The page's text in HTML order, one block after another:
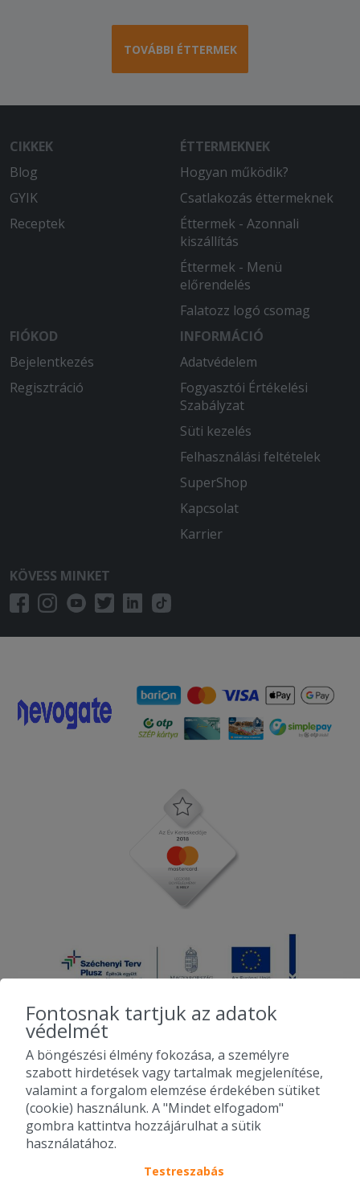
TOVÁBBI ÉTTERMEK
CIKKEK
Blog
GYIK
Receptek
ÉTTERMEKNEK
Hogyan működik?
Csatlakozás éttermeknek
Éttermek - Azonnali
kiszállítás
Éttermek - Menü
előrendelés
Falatozz logó csomag
FIÓKOD
Bejelentkezés
Regisztráció
INFORMÁCIÓ
Adatvédelem
Fogyasztói Értékelési
Szabályzat
Süti kezelés
Felhasználási feltételek
SuperShop
Kapcsolat
Karrier
KÖVESS MINKET
2010-2026 Copyright - Falatozz.hu - Diston-line Kft.
Pizza, gyros, hamburger, menük kedvező áron, egy helyen az összes
étterem ajánlata.
Fontosnak tartjuk az adatok
védelmét
A böngészési élmény fokozása, a személyre
szabott hirdetések vagy tartalmak megjelenítése,
valamint a forgalom elemzése érdekében sütiket
(cookie) használunk. A "Mindet elfogadom"
gombra kattintva hozzájárulhat a sütik
használatához.
Testreszabás